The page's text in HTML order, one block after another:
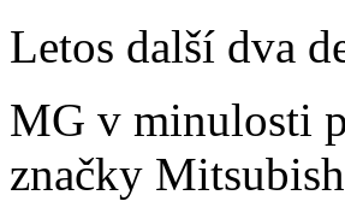
Letos další dva
MG v minulosti
značky